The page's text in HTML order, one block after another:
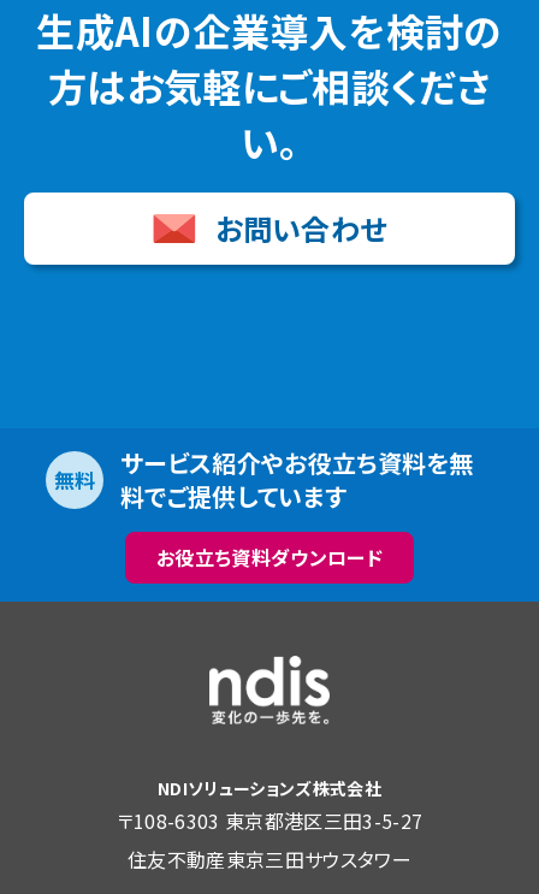
生成AIの企業導入を検討の
方はお気軽にご相談くださ
い。
お問い合わせ
無料
サービス紹介やお役立ち資料を無
料でご提供しています
お役立ち資料ダウンロード
NDIソリューションズ株式会社
〒108-6303 東京都港区三田3-5-27
住友不動産東京三田サウスタワー